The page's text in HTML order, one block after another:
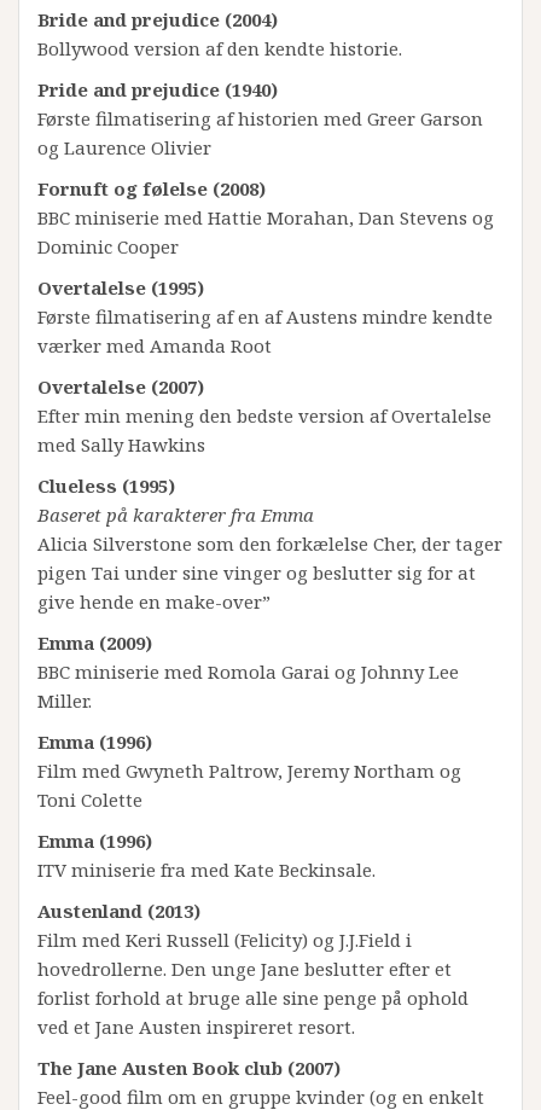
Bride and prejudice (2004)
Bollywood version af den kendte historie.
Pride and prejudice (1940)
Første filmatisering af historien med Greer Garson
og Laurence Olivier
Fornuft og følelse (2008)
BBC miniserie med Hattie Morahan, Dan Stevens og
Dominic Cooper
Overtalelse (1995)
Første filmatisering af en af Austens mindre kendte
værker med Amanda Root
Overtalelse (2007)
Efter min mening den bedste version af Overtalelse
med Sally Hawkins
Clueless (1995)
Baseret på karakterer fra Emma
Alicia Silverstone som den forkælelse Cher, der tager
pigen Tai under sine vinger og beslutter sig for at
give hende en make-over”
Emma (2009)
BBC miniserie med Romola Garai og Johnny Lee
Miller.
Emma (1996)
Film med Gwyneth Paltrow, Jeremy Northam og
Toni Colette
Emma (1996)
ITV miniserie fra med Kate Beckinsale.
Austenland (2013)
Film med Keri Russell (Felicity) og J.J.Field i
hovedrollerne. Den unge Jane beslutter efter et
forlist forhold at bruge alle sine penge på ophold
ved et Jane Austen inspireret resort.
The Jane Austen Book club (2007)
Feel-good film om en gruppe kvinder (og en enkelt